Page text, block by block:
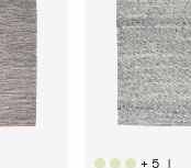
+ 5 |